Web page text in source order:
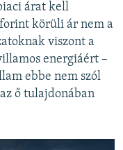
árat kell
körüli ár nem a
viszont a
energiáért –
ebbe nem szól
ő tulajdonában